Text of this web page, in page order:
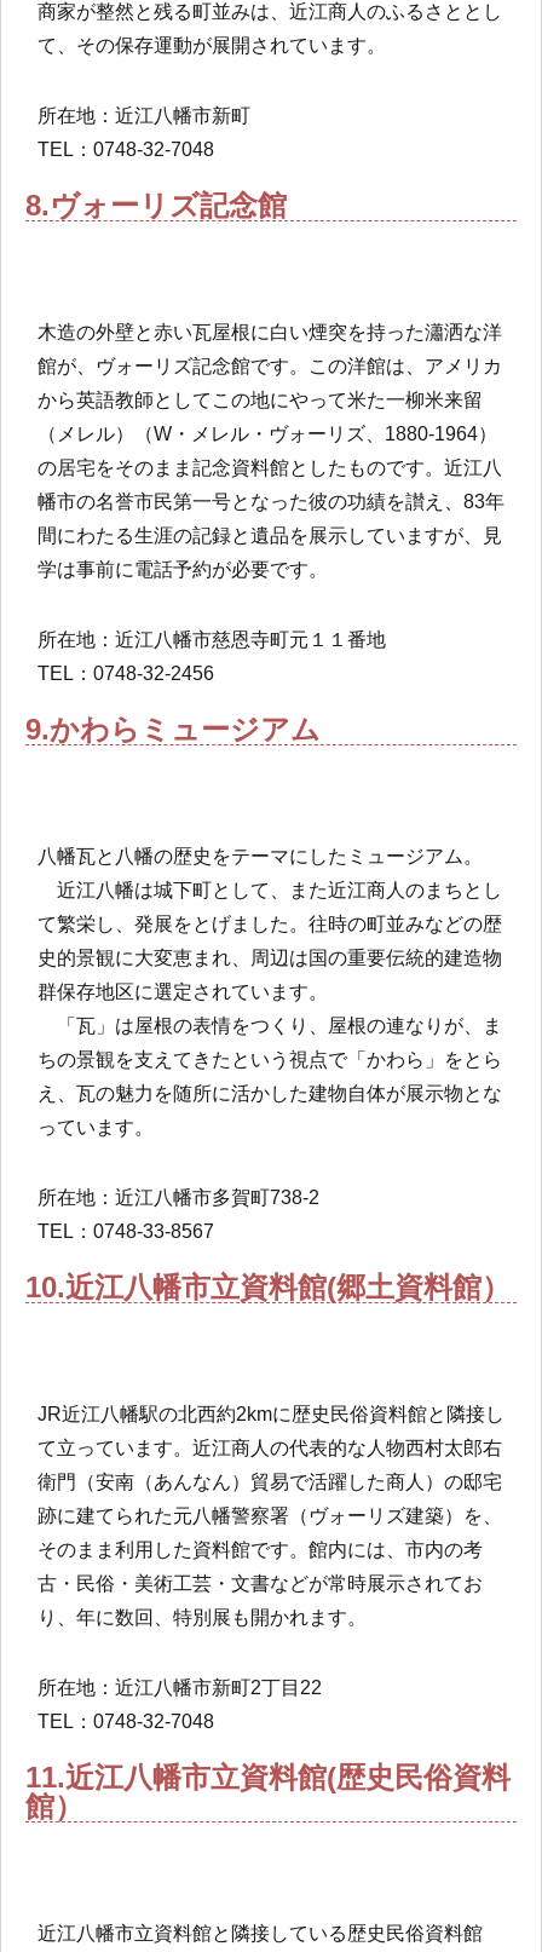
商家が整然と残る町並みは、近江商人のふるさととし
て、その保存運動が展開されています。
所在地：近江八幡市新町
TEL：0748-32-7048
8.ヴォーリズ記念館
木造の外壁と赤い瓦屋根に白い煙突を持った瀟洒な洋
館が、ヴォーリズ記念館です。この洋館は、アメリカ
から英語教師としてこの地にやって米た一柳米来留
（メレル）（W・メレル・ヴォーリズ、1880-1964）
の居宅をそのまま記念資料館としたものです。近江八
幡市の名誉市民第一号となった彼の功績を讃え、83年
間にわたる生涯の記録と遺品を展示していますが、見
学は事前に電話予約が必要です。
所在地：近江八幡市慈恩寺町元１１番地
TEL：0748-32-2456
9.かわらミュージアム
八幡瓦と八幡の歴史をテーマにしたミュージアム。
近江八幡は城下町として、また近江商人のまちとし
て繁栄し、発展をとげました。往時の町並みなどの歴
史的景観に大変恵まれ、周辺は国の重要伝統的建造物
群保存地区に選定されています。
「瓦」は屋根の表情をつくり、屋根の連なりが、ま
ちの景観を支えてきたという視点で「かわら」をとら
え、瓦の魅力を随所に活かした建物自体が展示物とな
っています。
所在地：近江八幡市多賀町738-2
TEL：0748-33-8567
10.近江八幡市立資料館(郷土資料館）
JR近江八幡駅の北西約2kmに歴史民俗資料館と隣接し
て立っています。近江商人の代表的な人物西村太郎右
衛門（安南（あんなん）貿易で活躍した商人）の邸宅
跡に建てられた元八幡警察署（ヴォーリズ建築）を、
そのまま利用した資料館です。館内には、市内の考
古・民俗・美術工芸・文書などが常時展示されてお
り、年に数回、特別展も開かれます。
所在地：近江八幡市新町2丁目22
TEL：0748-32-7048
11.近江八幡市立資料館(歴史民俗資料
館）
近江八幡市立資料館と隣接している歴史民俗資料館